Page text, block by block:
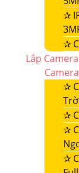
✰
✰
Lắp
✰
✰
✰
✰